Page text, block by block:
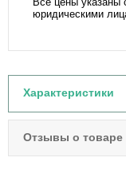
юридическими
Характеристики
Отзывы о товаре